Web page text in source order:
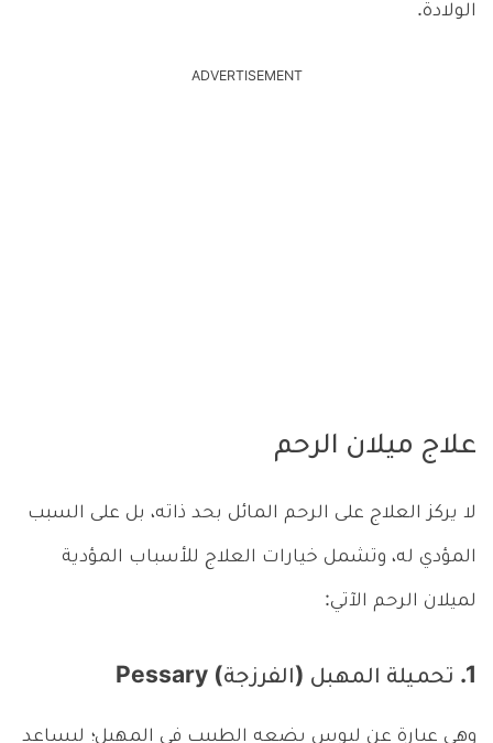
الولادة.
ADVERTISEMENT
علاج ميلان الرحم
لا يركز العلاج على الرحم المائل بحد ذاته، بل على السبب
المؤدي له، وتشمل خيارات العلاج للأسباب المؤدية
لميلان الرحم الآتي:
1. تحميلة المهبل (الفرزجة) Pessary
وهي عبارة عن لبوس يضعه الطبيب في المهبل؛ ليساعد